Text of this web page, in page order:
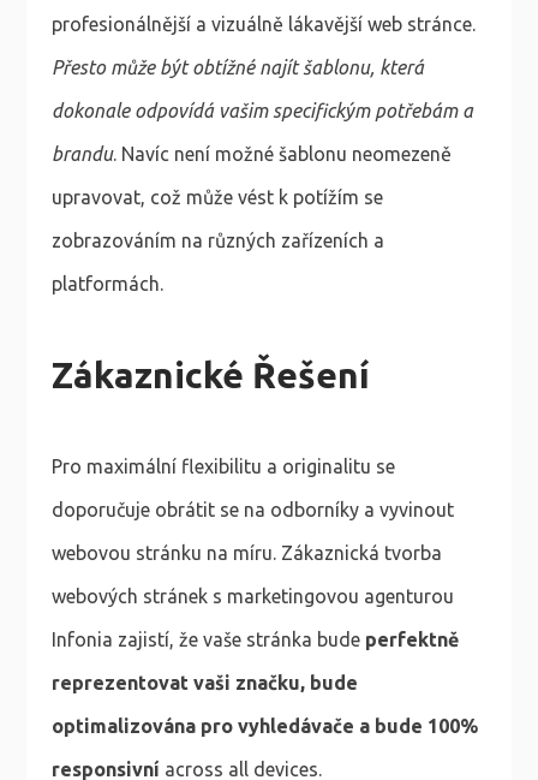
profesionálnější a vizuálně lákavější web stránce.
Přesto může být obtížné najít šablonu, která
dokonale odpovídá vašim specifickým potřebám a
brandu. Navíc není možné šablonu neomezeně
upravovat, což může vést k potížím se
zobrazováním na různých zařízeních a
platformách.
Zákaznické Řešení
Pro maximální flexibilitu a originalitu se
doporučuje obrátit se na odborníky a vyvinout
webovou stránku na míru. Zákaznická tvorba
webových stránek s marketingovou agenturou
Infonia zajistí, že vaše stránka bude perfektně
reprezentovat vaši značku, bude
optimalizována pro vyhledávače a bude 100%
responsivní across all devices.